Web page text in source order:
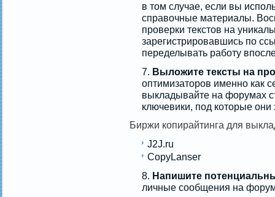
в том случае, если вы
справочные материалы.
проверки текстов на
зарегистрировавшись по
переделывать работу
Выложите тексты на
оптимизаторов именно как
выкладывайте на форумах
ключевики, под которые они
Биржи копирайтинга для
J2J.ru
CopyLanser
Напишите
личные сообщения на